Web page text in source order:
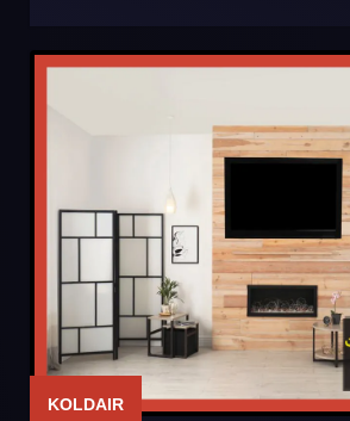
KOLDAIR